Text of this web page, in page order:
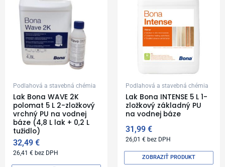
Podlahová a stavebná chémia
Lak Bona WAVE 2K
polomat 5 L 2-zložkový
vrchný PU na vodnej
báze (4,8 L lak + 0,2 L
tužidlo)
32,49€
26,41€ bez DPH
Podlahová a stavebná chémia
Lak Bona INTENSE 5 L 1-
zložkový základný PU
na vodnej báze
31,99€
26,01€ bez DPH
ZOBRAZIŤ PRODUKT